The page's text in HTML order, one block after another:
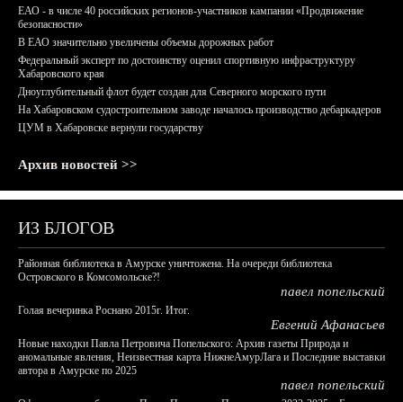
ЕАО - в числе 40 российских регионов-участников кампании «Продвижение
безопасности»
В ЕАО значительно увеличены объемы дорожных работ
Федеральный эксперт по достоинству оценил спортивную инфраструктуру
Хабаровского края
Дноуглубительный флот будет создан для Северного морского пути
На Хабаровском судостроительном заводе началось производство дебаркадеров
ЦУМ в Хабаровске вернули государству
Архив новостей >>
ИЗ БЛОГОВ
Районная библиотека в Амурске уничтожена. На очереди библиотека
Островского в Комсомольске?!
павел попельский
Голая вечеринка Роснано 2015г. Итог.
Евгений Афанасьев
Новые находки Павла Петровича Попельского: Архив газеты Природа и
аномальные явления, Неизвестная карта НижнеАмурЛага и Последние выставки
автора в Амурске по 2025
павел попельский